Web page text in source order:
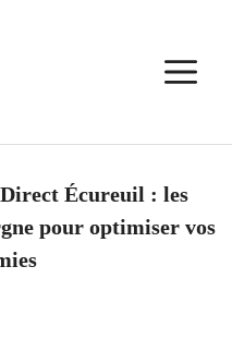
Direct Écureuil : les
pour optimiser vos